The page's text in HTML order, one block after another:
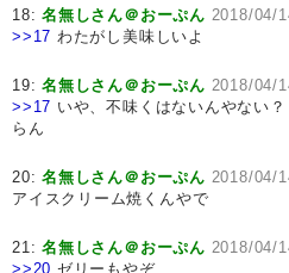
18:名無しさん＠おーぷん 2018/04/
>>17 わたがし美味しいよ
19:名無しさん＠おーぷん 2018/04/
>>17 いや、不味くはないんやない
らん
20:名無しさん＠おーぷん 2018/04/
アイスクリーム焼くんやで
21:名無しさん＠おーぷん 2018/04/
>>20 ゼリーもやぞ